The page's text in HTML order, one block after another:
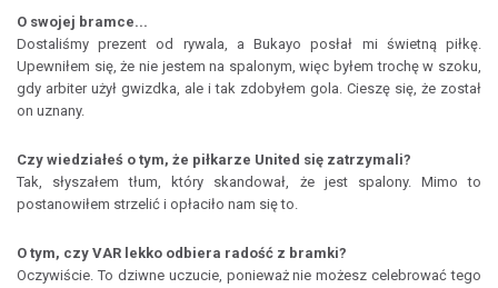
O swojej bramce...
Dostaliśmy prezent od rywala, a Bukayo posłał mi świetną piłkę.
Upewniłem się, że nie jestem na spalonym, więc byłem trochę w szoku,
gdy arbiter użył gwizdka, ale i tak zdobyłem gola. Cieszę się, że został
on uznany.
Czy wiedziałeś o tym, że piłkarze United się zatrzymali?
Tak, słyszałem tłum, który skandował, że jest spalony. Mimo to
postanowiłem strzelić i opłaciło nam się to.
O tym, czy VAR lekko odbiera radość z bramki?
Oczywiście. To dziwne uczucie, ponieważ nie możesz celebrować tego